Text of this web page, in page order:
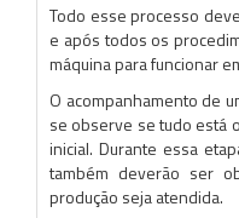
Todo esse processo
e após todos os
máquina para funcionar
O acompanhamento de
se observe se tudo está
inicial. Durante essa
também deverão ser
produção seja atendida.